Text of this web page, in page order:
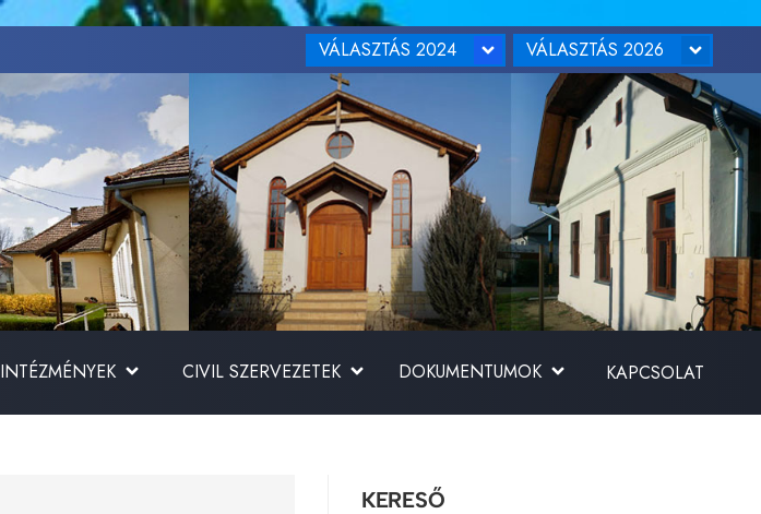
VÁLASZTÁS 2024 VÁLASZTÁS 2026
INTÉZMÉNYEK CIVIL SZERVEZETEK DOKUMENTUMOK KAPCSOLAT
KERESŐ